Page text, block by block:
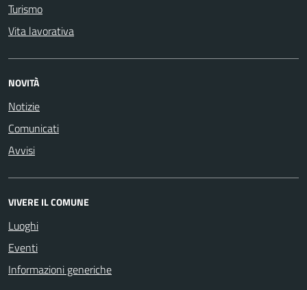
Turismo
Vita lavorativa
NOVITÀ
Notizie
Comunicati
Avvisi
VIVERE IL COMUNE
Luoghi
Eventi
Informazioni generiche